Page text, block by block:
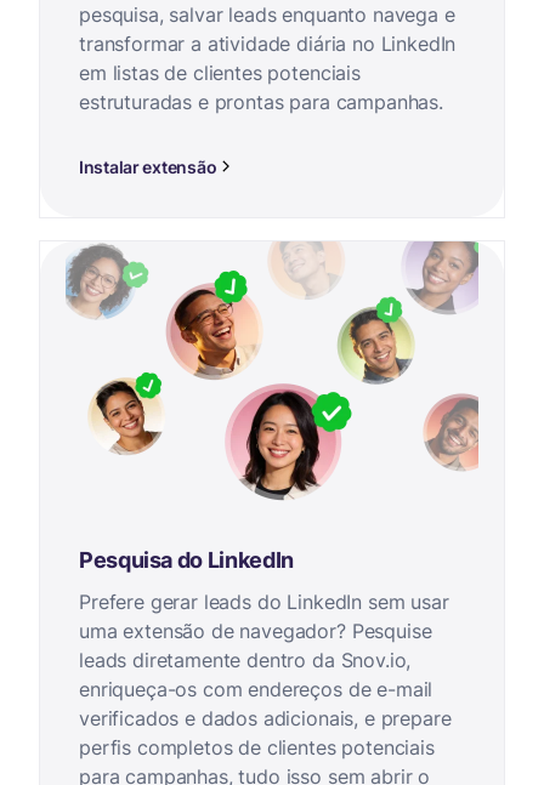
pesquisa, salvar leads enquanto navega e
transformar a atividade diária no LinkedIn
em listas de clientes potenciais
estruturadas e prontas para campanhas.
Instalar extensão
Pesquisa do LinkedIn
Prefere gerar leads do LinkedIn sem usar
uma extensão de navegador? Pesquise
leads diretamente dentro da Snov.io,
enriqueça-os com endereços de e-mail
verificados e dados adicionais, e prepare
perfis completos de clientes potenciais
para campanhas, tudo isso sem abrir o